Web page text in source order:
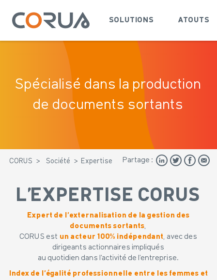
SOLUTIONS ATOUTS
Spécialisé dans la production
de documents sortants
CORUS > Société > Expertise Partage :
L’EXPERTISE CORUS
Expert de l’externalisation de la gestion des
documents sortants,
CORUS est un acteur 100% indépendant, avec des
dirigeants actionnaires impliqués
au quotidien dans l’activité de l’entreprise.
Index de l’égalité professionnelle entre les femmes et